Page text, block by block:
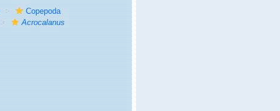
Copepoda
Acrocalanus